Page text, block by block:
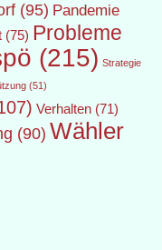
(95) Pandemie
(75) Probleme
(215) Strategie
(51)
Verhalten (71)
(90) Wähler